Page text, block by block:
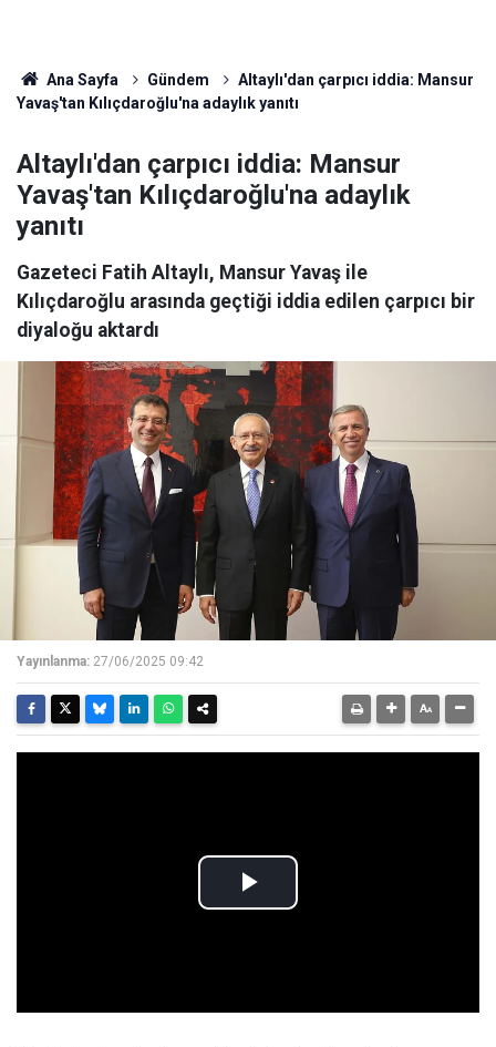
Ana Sayfa Gündem
Altaylı'dan çarpıcı iddia: Mansur
Yavaş'tan Kılıçdaroğlu'na adaylık yanıtı
Altaylı'dan çarpıcı iddia: Mansur
Yavaş'tan Kılıçdaroğlu'na adaylık
yanıtı
Gazeteci Fatih Altaylı, Mansur Yavaş ile
Kılıçdaroğlu arasında geçtiği iddia edilen çarpıcı bir
diyaloğu aktardı
Yayınlanma: 27/06/2025 09:42